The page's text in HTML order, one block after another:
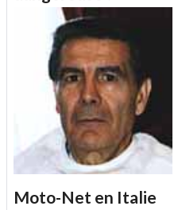
Moto-Net en Italie